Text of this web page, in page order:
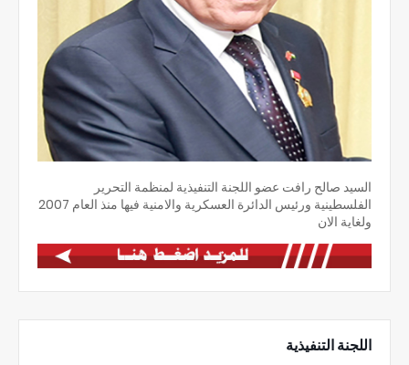
السيد صالح رافت عضو اللجنة التنفيذية لمنظمة التحرير
الفلسطينية ورئيس الدائرة العسكرية والامنية فيها منذ العام 2007
ولغاية الان
اللجنة التنفيذية